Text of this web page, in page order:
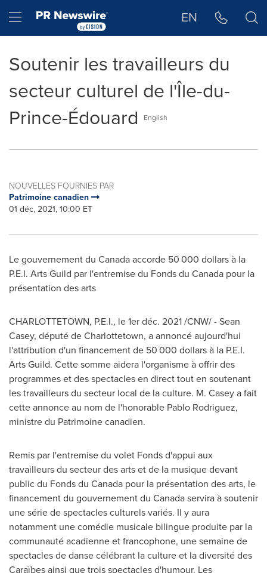
Hamburger menu EN
Soutenir les travailleurs du
secteur culturel de l'Île-du-
Prince-Édouard
English
NOUVELLES FOURNIES PAR
Patrimoine canadien
01 déc, 2021, 10:00 ET
Le gouvernement du Canadaaccorde 50 000 dollars à la
P.E.I. Arts Guild par l'entremise du Fonds du Canada pour la
présentation des arts
CHARLOTTETOWN, P.E.I., le 1er déc. 2021 /CNW/ -Sean
Casey, député deCharlottetown, a annoncé aujourd'hui
l'attribution d'un financement de 50 000 dollars à la P.E.I.
Arts Guild. Cette somme aidera l'organisme à offrir des
programmes et des spectacles en direct tout en soutenant
les travailleurs du secteur local de la culture. M. Casey a fait
cette annonce au nom de l'honorable Pablo Rodriguez,
ministre du Patrimoine canadien.
Remis par l'entremise du volet Fonds d'appui aux
travailleurs du secteur des arts et de la musique devant
public du Fonds du Canada pour la présentation des arts, le
financement du gouvernement du Canadaservira à soutenir
une série de spectacles culturels variés. Il y aura
notamment une comédie musicale bilingue produite par la
communauté acadienne et francophone, une semaine de
spectacles de danse célébrant la culture et la diversité des
Caraïbes ainsi que trois spectacles d'humour. Les